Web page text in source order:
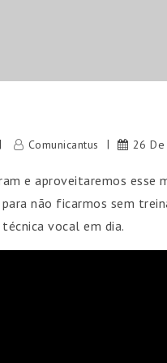
Comunicantus 26
e aproveitaremos esse
não ficarmos sem
vocal em dia.